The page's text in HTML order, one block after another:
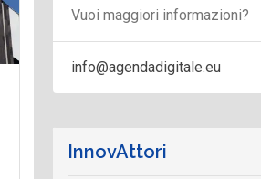
Vuoi maggiori informazioni?
info@agendadigitale.eu
InnovAttori